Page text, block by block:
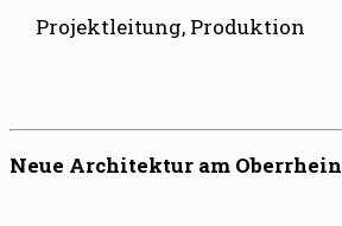
Projektleitung, Produktion
Neue Architektur am Oberrhein